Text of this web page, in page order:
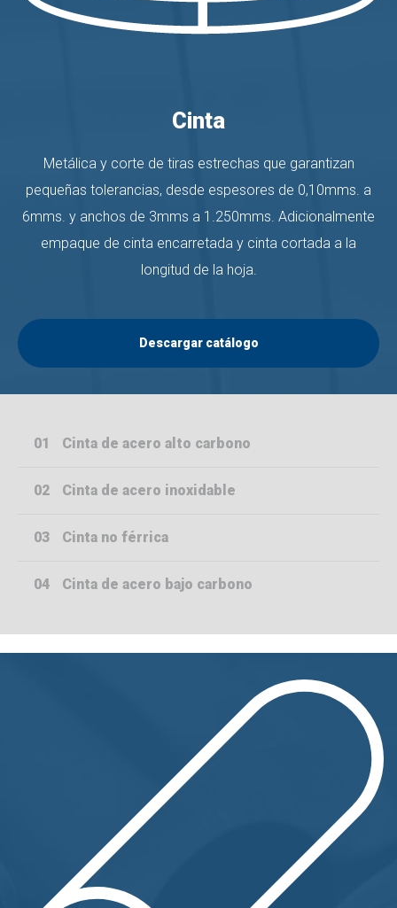
Cinta
Metálica y corte de tiras estrechas que garantizan
pequeñas tolerancias, desde espesores de 0,10mms. a
6mms. y anchos de 3mms a 1.250mms. Adicionalmente
empaque de cinta encarretada y cinta cortada a la
longitud de la hoja.
Descargar catálogo
01 Cinta de acero alto carbono
02 Cinta de acero inoxidable
03 Cinta no férrica
04 Cinta de acero bajo carbono